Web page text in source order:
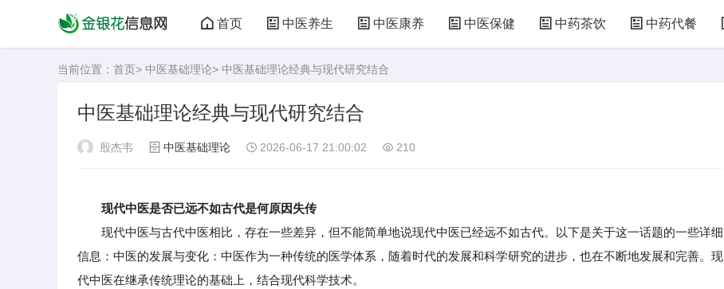
首页 中医养生 中医康养 中医保健 中药茶饮 中药代餐
当前位置： 首页> 中医基础理论> 中医基础理论经典与现代研究结合
中医基础理论经典与现代研究结合
殷杰韦 中医基础理论 2026-06-17 21:00:02 210
现代中医是否已远不如古代是何原因失传
现代中医与古代中医相比，存在一些差异，但不能简单地说现代中医已经远不如古代。以下是关于这一话题的一些详细
信息：中医的发展与变化：中医作为一种传统的医学体系，随着时代的发展和科学研究的进步，也在不断地发展和完善。现
代中医在继承传统理论的基础上，结合现代科学技术。